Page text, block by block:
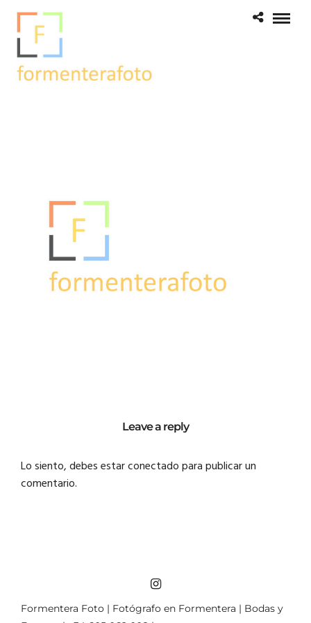
Leave a reply
Lo siento, debes estarconectadopara publicar un
comentario.
Formentera Foto | Fotógrafo en Formentera | Bodas y